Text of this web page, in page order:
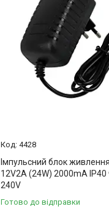
4428
Імпульсний блок
12V2A (24W) 2000mA
240V
Готово до відправки